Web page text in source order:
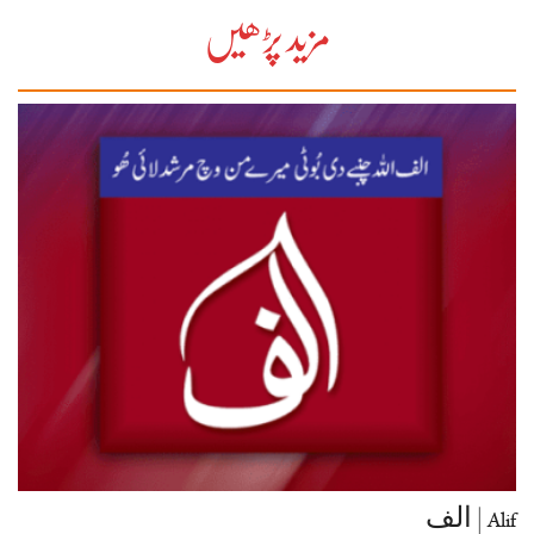
مزید پڑھیں
Alif | الف